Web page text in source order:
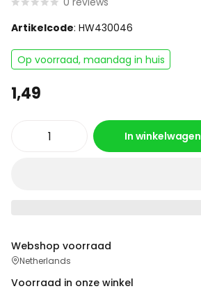
Artikelcode: HW430046
Op voorraad, maandag in huis
1,49
In winkelwagen
Webshop voorraad
Netherlands
Voorraad in onze winkel